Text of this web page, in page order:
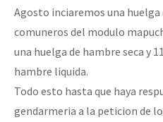
Agosto inciaremos una huelga
comuneros del modulo
una huelga de hambre seca y
hambre liquida.
Todo esto hasta que haya
gendarmeria a la peticion de